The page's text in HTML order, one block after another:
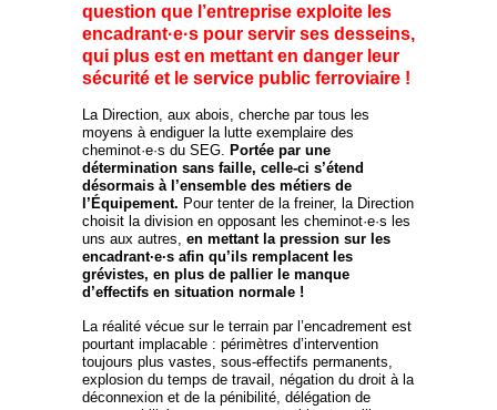
question que l’entreprise exploite les
encadrant·e·s pour servir ses desseins,
qui plus est en mettant en danger leur
sécurité et le service public ferroviaire !
La Direction, aux abois, cherche par tous les
moyens à endiguer la lutte exemplaire des
cheminot·e·s du SEG. Portée par une
détermination sans faille, celle-ci s’étend
désormais à l’ensemble des métiers de
l’Équipement. Pour tenter de la freiner, la Direction
choisit la division en opposant les cheminot·e·s les
uns aux autres, en mettant la pression sur les
encadrant·e·s afin qu’ils remplacent les
grévistes, en plus de pallier le manque
d’effectifs en situation normale !
La réalité vécue sur le terrain par l’encadrement est
pourtant implacable : périmètres d’intervention
toujours plus vastes, sous-effectifs permanents,
explosion du temps de travail, négation du droit à la
déconnexion et de la pénibilité, délégation de